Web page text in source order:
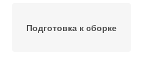
Подготовка к сборке